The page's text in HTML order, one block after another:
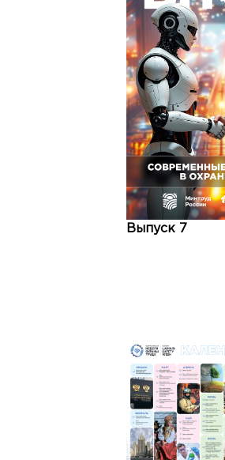
Выпуск 7